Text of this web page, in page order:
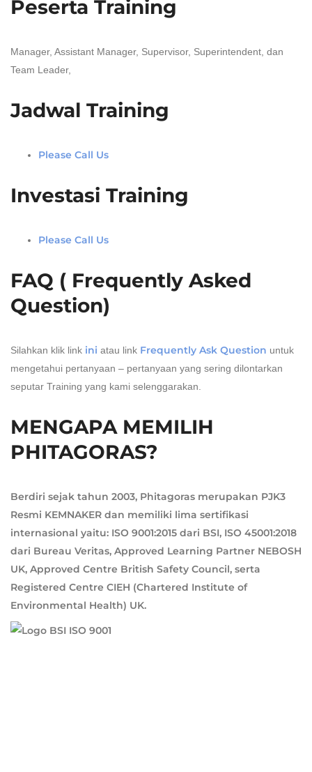
Peserta Training
Manager, Assistant Manager, Supervisor, Superintendent, dan
Team Leader,
Jadwal Training
Please Call Us
Investasi Training
Please Call Us
FAQ ( Frequently Asked
Question)
Silahkan klik link ini atau link Frequently Ask Question untuk
mengetahui pertanyaan – pertanyaan yang sering dilontarkan
seputar Training yang kami selenggarakan.
MENGAPA MEMILIH
PHITAGORAS?
Berdiri sejak tahun 2003, Phitagoras merupakan PJK3
Resmi KEMNAKER dan memiliki lima sertifikasi
internasional yaitu: ISO 9001:2015 dari BSI, ISO 45001:2018
dari Bureau Veritas, Approved Learning Partner NEBOSH
UK, Approved Centre British Safety Council, serta
Registered Centre CIEH (Chartered Institute of
Environmental Health) UK.